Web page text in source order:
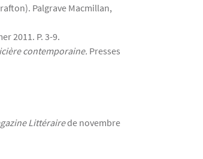
Palgrave Macmillan,
2011. P. 3-9.
contemporaine. Presses
Littérairede novembre